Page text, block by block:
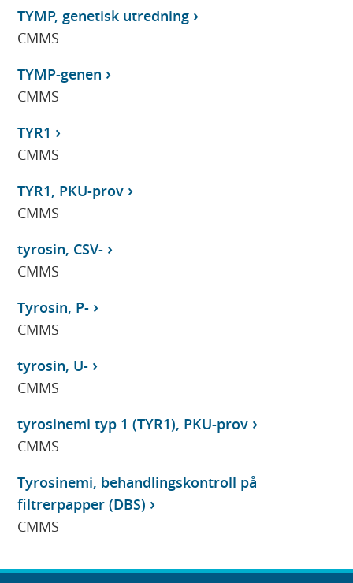
TYMP, genetisk utredning
CMMS
TYMP-genen
CMMS
TYR1
CMMS
TYR1, PKU-prov
CMMS
tyrosin, CSV-
CMMS
Tyrosin, P-
CMMS
tyrosin, U-
CMMS
tyrosinemi typ 1 (TYR1), PKU-prov
CMMS
Tyrosinemi, behandlingskontroll på
filtrerpapper (DBS)
CMMS